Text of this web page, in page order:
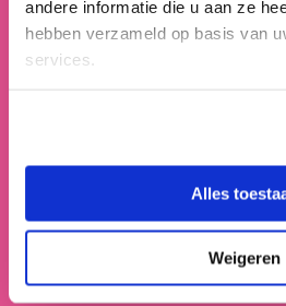
andere informatie die u aan ze
hebben verzameld op basis van
services.
Alles
Weigeren
Letterlijk Lyrisch Rap